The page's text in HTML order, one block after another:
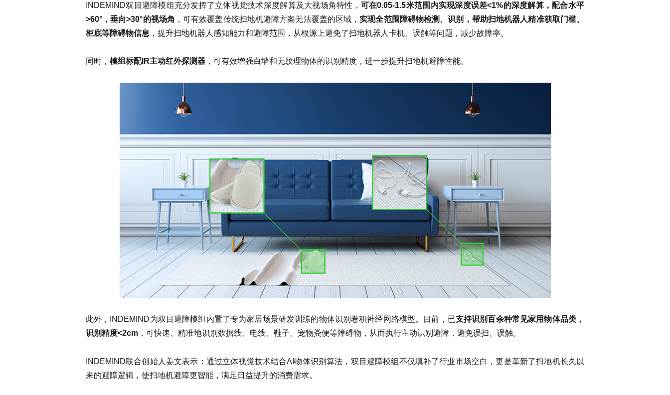
INDEMIND双目避障模组充分发挥了立体视觉技术深度解算及大视场角特性， 可在0.05-1.5米范围内实现深度误差<1%的深度解算，配合水平
>60°，垂向>30°的视场角 ，可有效覆盖传统扫地机避障方案无法覆盖的区域，实现全范围障碍物检测、识别，帮助扫地机器人精准获取门槛、
柜底等障碍物信息 ，提升扫地机器人感知能力和避障范围，从根源上避免了扫地机器人卡机、误触等问题，减少故障率。
同时， 模组标配IR主动红外探测器 ，可有效增强白墙和无纹理物体的识别精度，进一步提升扫地机避障性能。
此外，INDEMIND为双目避障模组内置了专为家居场景研发训练的物体识别卷积神经网络模型。目前，已支持识别百余种常见家用物体品类，
识别精度<2cm ，可快速、精准地识别数据线、电线、鞋子、宠物粪便等障碍物，从而执行主动识别避障，避免误扫、误触。
INDEMIND联合创始人姜文表示：通过立体视觉技术结合AI物体识别算法，双目避障模组不仅填补了行业市场空白，更是革新了扫地机长久以
来的避障逻辑，使扫地机避障更智能，满足日益提升的消费需求。